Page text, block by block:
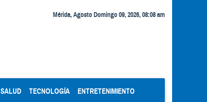
Mérida, Agosto Domingo 09, 2026, 08:08 am
SALUD TECNOLOGÍA ENTRETENIMIENTO